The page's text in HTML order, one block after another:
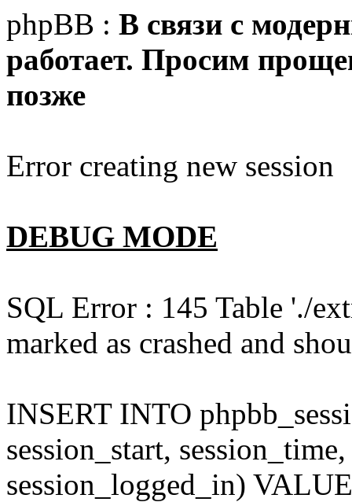
phpBB : В связи с
работает. Просим
позже
Error creating new session
DEBUG MODE
SQL Error : 145 Table './
marked as crashed and
INSERT INTO
session_start,
session_logged_in)